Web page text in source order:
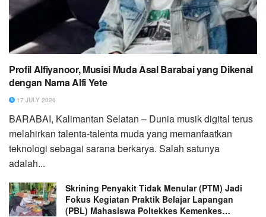
‎Profil Alfiyanoor, Musisi Muda Asal Barabai yang Dikenal
dengan Nama Alfi Yete
17 JULY 2026
‎BARABAI, Kalimantan Selatan – Dunia musik digital terus
melahirkan talenta-talenta muda yang memanfaatkan
teknologi sebagai sarana berkarya. Salah satunya
adalah...
Skrining Penyakit Tidak Menular (PTM) Jadi
Fokus Kegiatan Praktik Belajar Lapangan
(PBL) Mahasiswa Poltekkes Kemenkes